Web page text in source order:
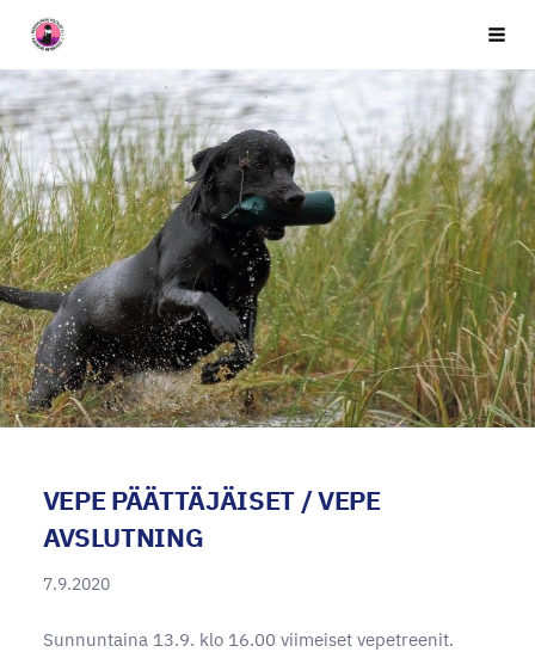
Siirry
sivun
sisältöön
Seuran nimi
VEPE PÄÄTTÄJÄISET / VEPE
AVSLUTNING
7.9.2020
Sunnuntaina 13.9. klo 16.00 viimeiset vepetreenit.